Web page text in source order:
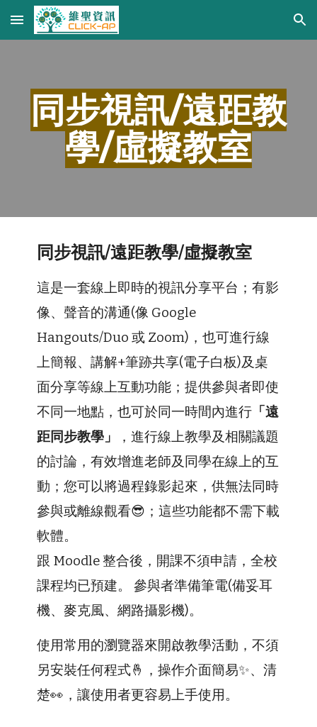
Skip to main content Skip to navigation
同步視訊/遠距教
學/虛擬教室
同步視訊/遠距教學/虛擬教室
這是一套線上即時的視訊分享平台；有影
像、聲音的溝通(像 Google
Hangouts/Duo 或 Zoom)，也可進行線
上簡報、講解+筆跡共享(電子白板)及桌
面分享等線上互動功能；提供參與者即使
不同一地點，也可於同一時間內進行 「遠
距同步教學」
，進行線上教學及相關議題
的討論，有效增進老師及同學在線上的互
動；您可以將過程錄影起來，供無法同時
參與或離線觀看😎；這些功能都不需下載
軟體。
跟 Moodle 整合後，開課不須申請，全校
課程均已預建。 參與者準備筆電(備妥耳
機、麥克風、網路攝影機)。
使用常用的瀏覽器來開啟教學活動，不須
另安裝任何程式🤞，操作介面簡易✨、清
楚👀，讓使用者更容易上手使用。